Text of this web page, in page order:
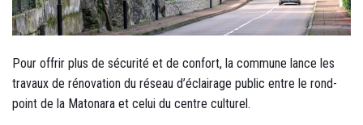
Pour offrir plus de sécurité et de confort, la commune lance les
travaux de rénovation du réseau d’éclairage public entre le rond-
point de la Matonara et celui du centre culturel.